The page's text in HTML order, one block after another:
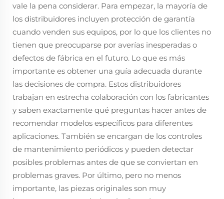
vale la pena considerar. Para empezar, la mayoría de
los distribuidores incluyen protección de garantía
cuando venden sus equipos, por lo que los clientes no
tienen que preocuparse por averías inesperadas o
defectos de fábrica en el futuro. Lo que es más
importante es obtener una guía adecuada durante
las decisiones de compra. Estos distribuidores
trabajan en estrecha colaboración con los fabricantes
y saben exactamente qué preguntas hacer antes de
recomendar modelos específicos para diferentes
aplicaciones. También se encargan de los controles
de mantenimiento periódicos y pueden detectar
posibles problemas antes de que se conviertan en
problemas graves. Por último, pero no menos
importante, las piezas originales son muy